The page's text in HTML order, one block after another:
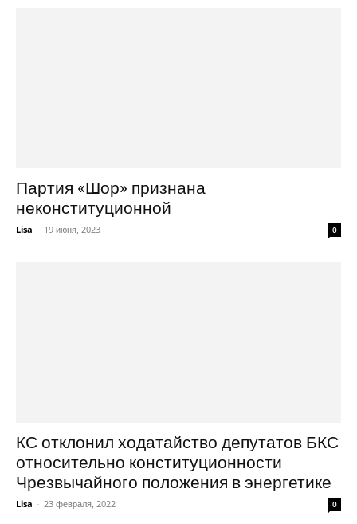
Партия «Шор» признана
неконституционной
Lisa - 19 июня, 2023 0
КС отклонил ходатайство депутатов БКС
относительно конституционности
Чрезвычайного положения в энергетике
Lisa - 23 февраля, 2022 0